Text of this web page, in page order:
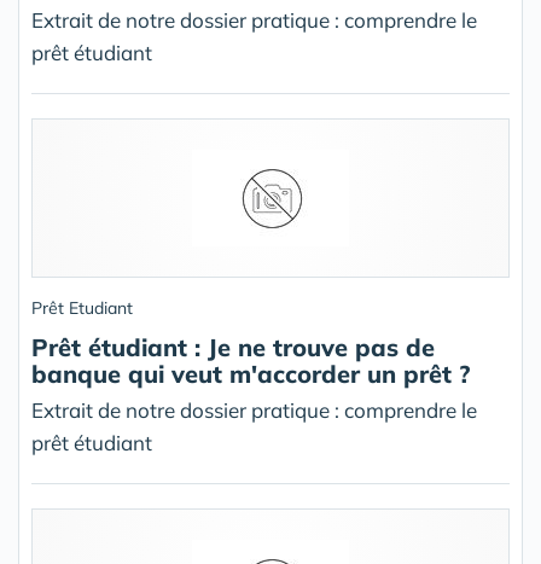
Extrait de notre dossier pratique : comprendre le
prêt étudiant
Prêt Etudiant
Prêt étudiant : Je ne trouve pas de
banque qui veut m'accorder un prêt ?
Extrait de notre dossier pratique : comprendre le
prêt étudiant